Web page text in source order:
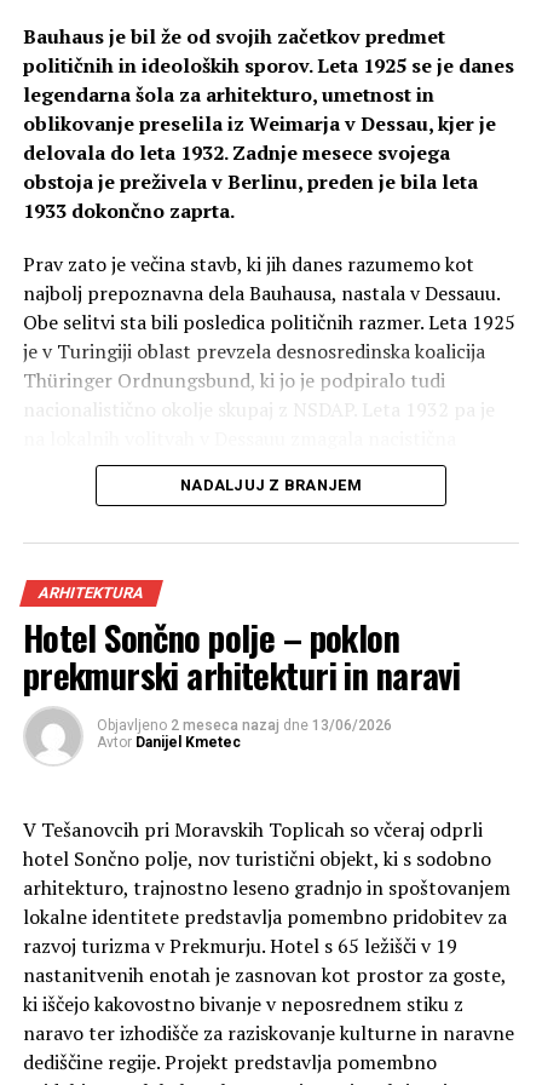
kongresnega središča na Brdu pri Kranju. Izdelal je tudi
študijo prostorske umestitve premične kulturne
dediščine v Idriji (2007).
Podpisal se je tudi pod vrsto strokovnih člankov, večino
je izdala fakulteta za arhitekturo leta 2000. Objavil je
tudi devet monografij. Za objave je prejel dve Plečnikovi
Zbornice za arhitekturo in prostor Slovenije (ZAPS).
SORODNE OBJAVE: ARHITEKTURA
FEDJA KOŠIR
IZPOSTAVLJENO
PROFESOR SMRT
NASLEDNJA OBJAVA
Fakulteta za arhitekturo: ukvarjali so se tudi s
Bauhaus je bil že od svojih začetkov predmet
političnih in ideoloških sporov. Leta 1925 se je danes
legendarna šola za arhitekturo, umetnost in
oblikovanje preselila iz Weimarja v Dessau, kjer je
delovala do leta 1932. Zadnje mesece svojega
obstoja je preživela v Berlinu, preden je bila leta
1933 dokončno zaprta.
Prav zato je večina stavb, ki jih danes razumemo kot
najbolj prepoznavna dela Bauhausa, nastala v Dessauu.
Obe selitvi sta bili posledica političnih razmer. Leta 1925
je v Turingiji oblast prevzela desnosredinska koalicija
Thüringer Ordnungsbund, ki jo je podpiralo tudi
nacionalistično okolje skupaj z NSDAP. Leta 1932 pa je
stranka, kar je pomenilo začetek konca Bauhausa.
Njegovo dokončno zaprtje leto pozneje je bilo
NADALJUJ Z BRANJEM
ARHITEKTURA
Hotel Sončno polje – poklon
prekmurski arhitekturi in naravi
Objavljeno 2 meseca nazaj dne 13/06/2026
Avtor Danijel Kmetec
V Tešanovcih pri Moravskih Toplicah so včeraj odprli
hotel Sončno polje, nov turistični objekt, ki s sodobno
arhitekturo, trajnostno leseno gradnjo in spoštovanjem
lokalne identitete predstavlja pomembno pridobitev za
razvoj turizma v Prekmurju. Hotel s 65 ležišči v 19
nastanitvenih enotah je zasnovan kot prostor za goste,
ki iščejo kakovostno bivanje v neposrednem stiku z
naravo ter izhodišče za raziskovanje kulturne in naravne
dediščine regije. Projekt predstavlja pomembno